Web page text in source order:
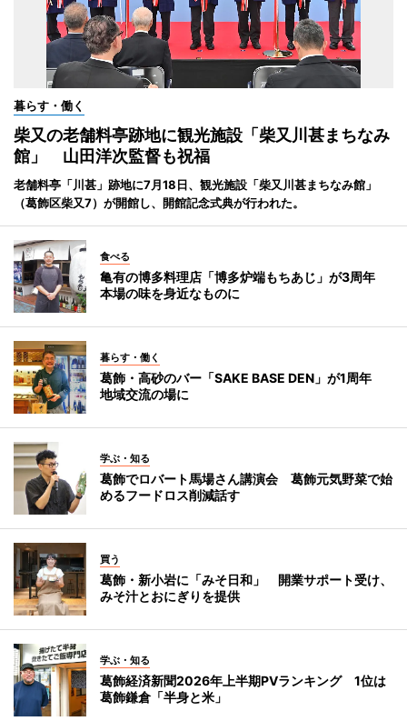
暮らす・働く
柴又の老舗料亭跡地に観光施設「柴又川甚まちなみ
館」 山田洋次監督も祝福
老舗料亭「川甚」跡地に7月18日、観光施設「柴又川甚まちなみ館」
（葛飾区柴又7）が開館し、開館記念式典が行われた。
食べる
亀有の博多料理店「博多炉端もちあじ」が3周年
本場の味を身近なものに
暮らす・働く
葛飾・高砂のバー「SAKE BASE DEN」が1周年
地域交流の場に
学ぶ・知る
葛飾でロバート馬場さん講演会 葛飾元気野菜で始
めるフードロス削減話す
買う
葛飾・新小岩に「みそ日和」 開業サポート受け、
みそ汁とおにぎりを提供
学ぶ・知る
葛飾経済新聞2026年上半期PVランキング 1位は
葛飾鎌倉「半身と米」